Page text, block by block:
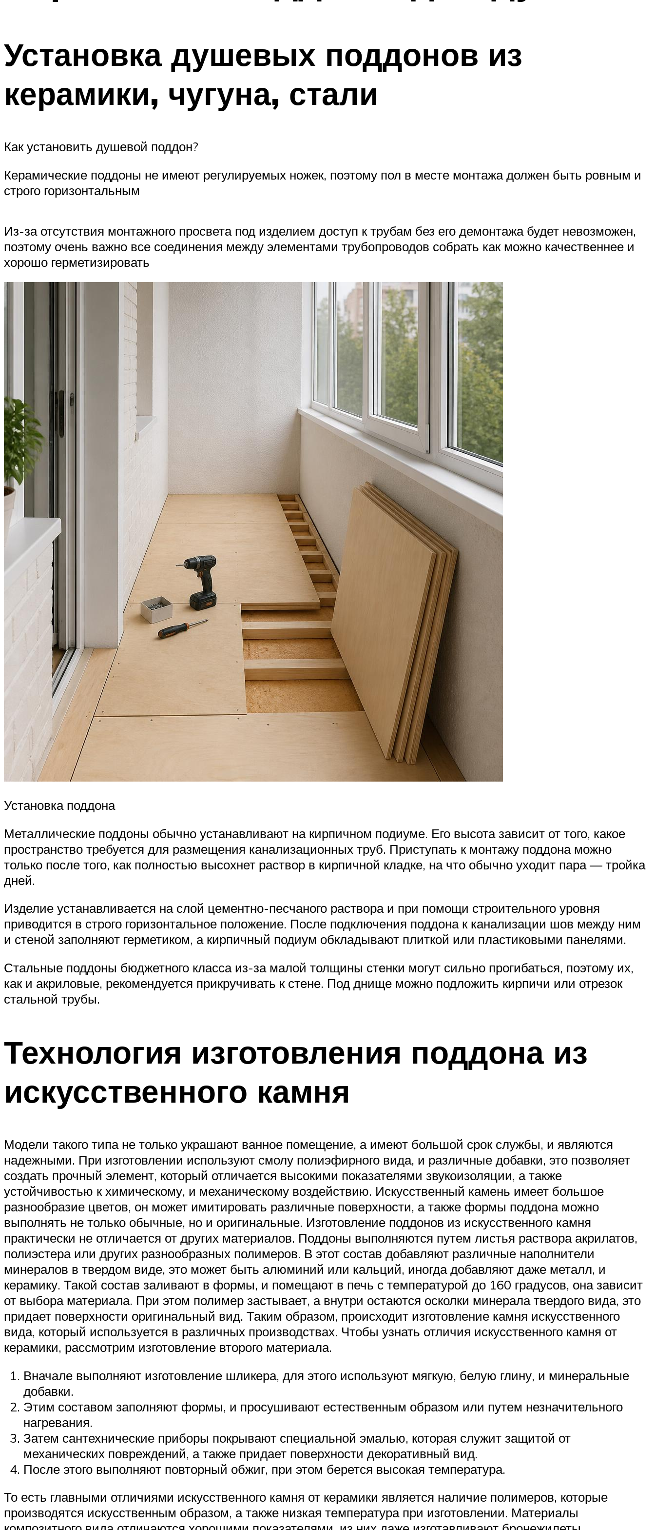
Установка душевых поддонов из
керамики, чугуна, стали
Как установить душевой поддон?
Керамические поддоны не имеют регулируемых ножек, поэтому пол в месте монтажа должен быть ровным и
строго горизонтальным
Из-за отсутствия монтажного просвета под изделием доступ к трубам без его демонтажа будет невозможен,
поэтому очень важно все соединения между элементами трубопроводов собрать как можно качественнее и
хорошо герметизировать
Установка поддона
Металлические поддоны обычно устанавливают на кирпичном подиуме. Его высота зависит от того, какое
пространство требуется для размещения канализационных труб. Приступать к монтажу поддона можно
только после того, как полностью высохнет раствор в кирпичной кладке, на что обычно уходит пара — тройка
дней.
Изделие устанавливается на слой цементно-песчаного раствора и при помощи строительного уровня
приводится в строго горизонтальное положение. После подключения поддона к канализации шов между ним
и стеной заполняют герметиком, а кирпичный подиум обкладывают плиткой или пластиковыми панелями.
Стальные поддоны бюджетного класса из-за малой толщины стенки могут сильно прогибаться, поэтому их,
как и акриловые, рекомендуется прикручивать к стене. Под днище можно подложить кирпичи или отрезок
стальной трубы.
Технология изготовления поддона из
искусственного камня
Модели такого типа не только украшают ванное помещение, а имеют большой срок службы, и являются
надежными. При изготовлении используют смолу полиэфирного вида, и различные добавки, это позволяет
создать прочный элемент, который отличается высокими показателями звукоизоляции, а также
устойчивостью к химическому, и механическому воздействию. Искусственный камень имеет большое
разнообразие цветов, он может имитировать различные поверхности, а также формы поддона можно
выполнять не только обычные, но и оригинальные. Изготовление поддонов из искусственного камня
практически не отличается от других материалов. Поддоны выполняются путем листья раствора акрилатов,
полиэстера или других разнообразных полимеров. В этот состав добавляют различные наполнители
минералов в твердом виде, это может быть алюминий или кальций, иногда добавляют даже металл, и
керамику. Такой состав заливают в формы, и помещают в печь с температурой до 160 градусов, она зависит
от выбора материала. При этом полимер застывает, а внутри остаются осколки минерала твердого вида, это
придает поверхности оригинальный вид. Таким образом, происходит изготовление камня искусственного
вида, который используется в различных производствах. Чтобы узнать отличия искусственного камня от
керамики, рассмотрим изготовление второго материала.
Вначале выполняют изготовление шликера, для этого используют мягкую, белую глину, и минеральные
добавки.
Этим составом заполняют формы, и просушивают естественным образом или путем незначительного
нагревания.
Затем сантехнические приборы покрывают специальной эмалью, которая служит защитой от
механических повреждений, а также придает поверхности декоративный вид.
После этого выполняют повторный обжиг, при этом берется высокая температура.
То есть главными отличиями искусственного камня от керамики является наличие полимеров, которые
производятся искусственным образом, а также низкая температура при изготовлении. Материалы